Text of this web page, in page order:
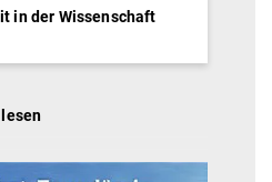
in der Wissenschaft